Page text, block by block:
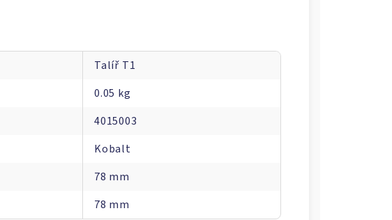
Talíř T1
0.05 kg
4015003
Kobalt
78 mm
78 mm